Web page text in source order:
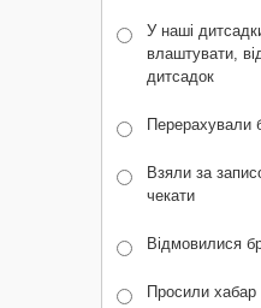
У наші
влаштувати,
дитсадок
Перерахували
Взяли за
чекати
Відмовилися
Просили хабар